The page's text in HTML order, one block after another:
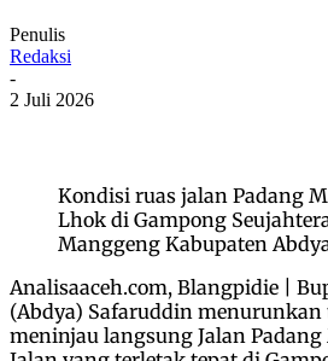
Penulis
Redaksi
-
2 Juli 2026
Kondisi ruas jalan Padang
Lhok di Gampong
Manggeng Kabupaten
Analisaaceh.com, Blangpidie |
(Abdya) Safaruddin
meninjau langsung Jalan